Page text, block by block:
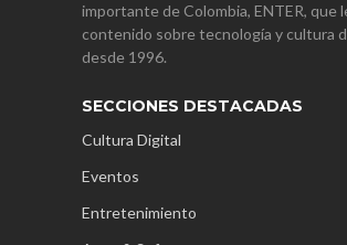
importante de Colombia, ENTER, que
contenido sobre tecnología y cultura
desde 1996.
SECCIONES DESTACADAS
Cultura Digital
Eventos
Entretenimiento